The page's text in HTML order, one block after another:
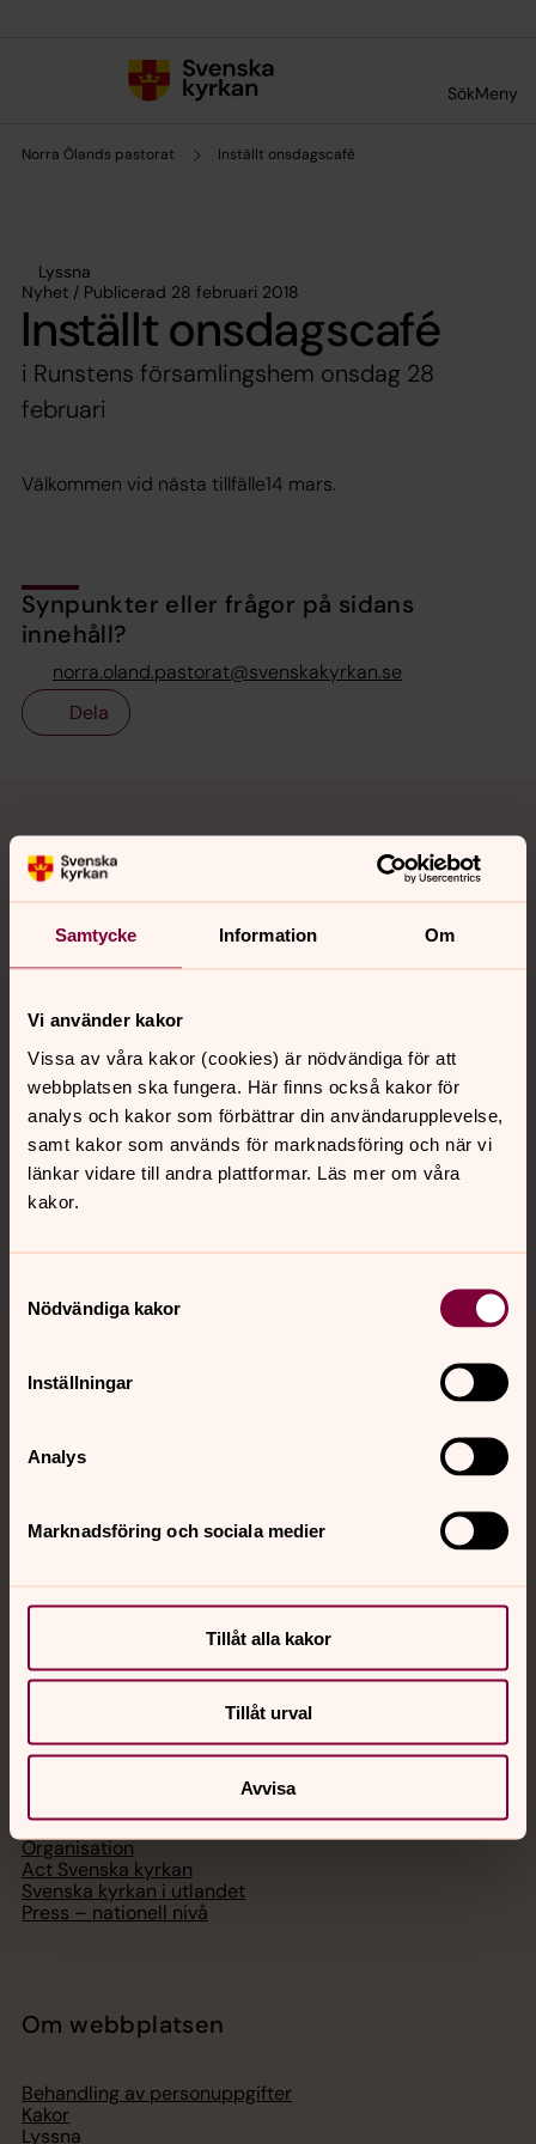
Samtycke Information Om
Vi använder kakor
Vissa av våra kakor (cookies) är nödvändiga för att
webbplatsen ska fungera. Här finns också kakor för
analys och kakor som förbättrar din användarupplevelse,
samt kakor som används för marknadsföring och när vi
länkar vidare till andra plattformar. Läs mer om våra
kakor.
Nödvändiga kakor
Inställningar
Analys
Marknadsföring och sociala medier
Tillåt alla kakor
Tillåt urval
Avvisa
SökMeny
Norra Ölands pastorat Inställt onsdagscafé
Lyssna
Nyhet / Publicerad 28 februari 2018
Inställt onsdagscafé
i Runstens församlingshem onsdag 28
februari
Välkommen vid nästa tillfälle14 mars.
Synpunkter eller frågor på sidans
innehåll?
norra.oland.pastorat@svenskakyrkan.se
Dela
Kontakt
Hitta snabbt
Sociala kanaler
Jourhavande präst
med en präst på kvällar och nätter.
Digitalt brev
Svenska kyrkan
Hitta församling
Ge en gåva
Organisation
Act Svenska kyrkan
Svenska kyrkan i utlandet
Press – nationell nivå
Om webbplatsen
Behandling av personuppgifter
Kakor
Lyssna